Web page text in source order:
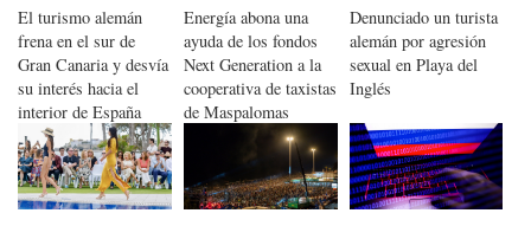
El turismo alemán
frena en el sur de
Gran Canaria y desvía
su interés hacia el
interior de España
Energía abona una
ayuda de los fondos
Next Generation a la
cooperativa de taxistas
de Maspalomas
Denunciado un turista
alemán por agresión
sexual en Playa del
Inglés